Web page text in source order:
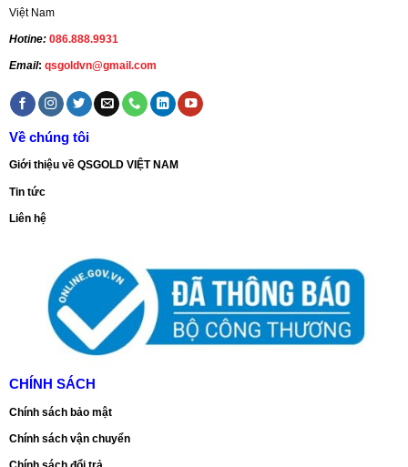
Việt Nam
Hotine: 086.888.9931
Email: qsgoldvn@gmail.com
Về chúng tôi
Giới thiệu về QSGOLD VIỆT NAM
Tin tức
Liên hệ
CHÍNH SÁCH
Chính sách bảo mật
Chính sách vận chuyển